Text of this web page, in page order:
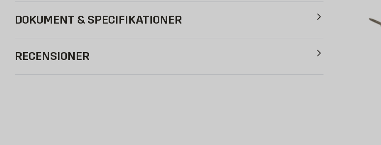
DOKUMENT & SPECIFIKATIONER
RECENSIONER